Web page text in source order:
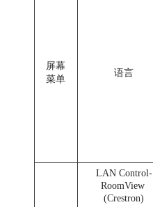
屏幕
菜单
语言
LAN Control-
RoomView
(Crestron)